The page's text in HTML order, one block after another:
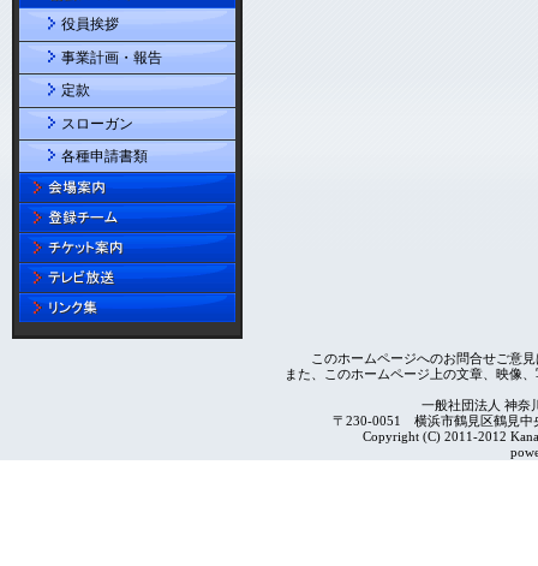
役員挨拶
事業計画・報告
定款
スローガン
各種申請書類
このホームページへのお問合せご意
また、このホームページ上の文章、映像
一般社団法人 神奈
〒230-0051 横浜市鶴見区鶴見
Copyright (C) 2011-2012